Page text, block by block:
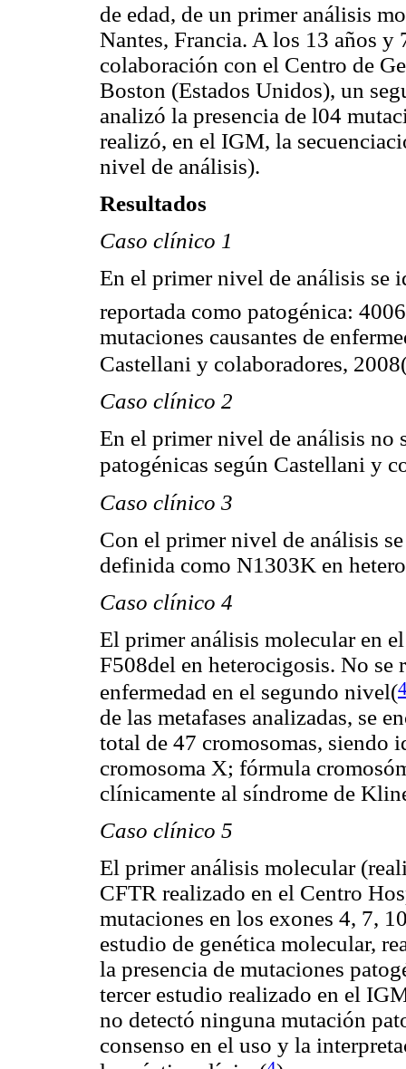
de edad, de un primer análisis
Nantes, Francia. A los 13 años y
colaboración con el Centro de
Boston (Estados Unidos), un
analizó la presencia de l04
realizó, en el IGM, la
nivel de análisis).
Resultados
Caso clínico 1
En el primer nivel de análisis se
reportada como patogénica:
mutaciones causantes de
Castellani y colaboradores,
Caso clínico 2
En el primer nivel de análisis no
patogénicas según Castellani y
Caso clínico 3
Con el primer nivel de análisis
definida como N1303K en
Caso clínico 4
El primer análisis molecular en
F508del en heterocigosis. No se
enfermedad en el segundo nivel(
de las metafases analizadas, se
total de 47 cromosomas, siendo
cromosoma X; fórmula
clínicamente al síndrome de
Caso clínico 5
El primer análisis molecular
CFTR realizado en el Centro
mutaciones en los exones 4, 7,
estudio de genética molecular,
la presencia de mutaciones
tercer estudio realizado en el
no detectó ninguna mutación
consenso en el uso y la